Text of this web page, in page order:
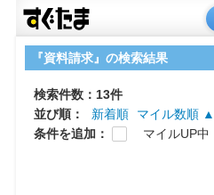
『資料請求』の検索結果
検索件数：13件
並び順：
新着順
マイル数順 ▲
条件を追加：
マイルUP中